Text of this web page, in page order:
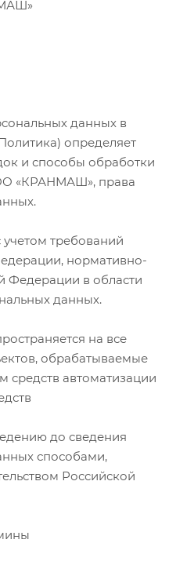
данных в
определяет
и способы обработки
«КРАНМАШ», права
учетом требований
нормативно-
Федерации в области
данных.
на все
обрабатываемые
автоматизации
до сведения
способами,
Российской